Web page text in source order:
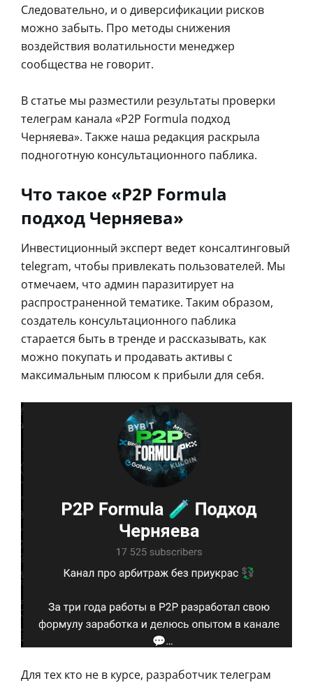
Следовательно, и о диверсификации рисков
можно забыть. Про методы снижения
воздействия волатильности менеджер
сообщества не говорит.
В статье мы разместили результаты проверки
телеграм канала «P2P Formula подход
Черняева». Также наша редакция раскрыла
подноготную консультационного паблика.
Что такое «P2P Formula
подход Черняева»
Инвестиционный эксперт ведет консалтинговый
telegram, чтобы привлекать пользователей. Мы
отмечаем, что админ паразитирует на
распространенной тематике. Таким образом,
создатель консультационного паблика
старается быть в тренде и рассказывать, как
можно покупать и продавать активы с
максимальным плюсом к прибыли для себя.
Для тех кто не в курсе, разработчик телеграм